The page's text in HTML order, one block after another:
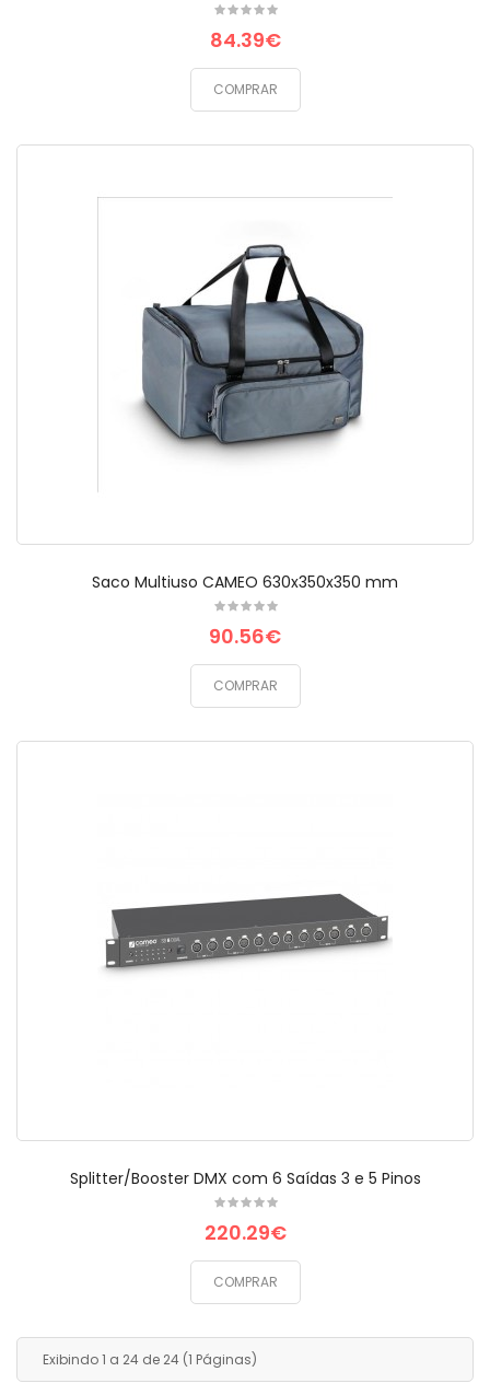
84.39€
COMPRAR
Saco Multiuso CAMEO 630x350x350 mm
90.56€
COMPRAR
Splitter/Booster DMX com 6 Saídas 3 e 5 Pinos
220.29€
COMPRAR
Exibindo 1 a 24 de 24 (1 Páginas)